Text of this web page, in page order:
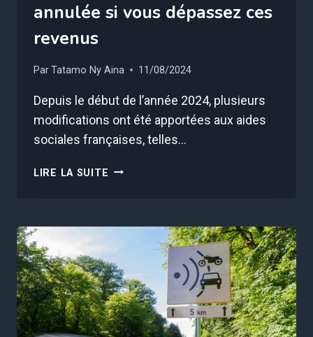
annulée si vous dépassez ces
revenus
ParTatamo Ny Aina 11/08/2024
Depuis le début de l’année 2024, plusieurs
modifications ont été apportées aux aides
sociales françaises, telles…
LIRE LA SUITE CAF
D’ACTIVITÉ
ANNULÉE
SI
VOUS
DÉPASSEZ
CES
REVENUS